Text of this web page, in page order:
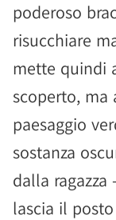
poderoso
risucchiare
mette quindi
scoperto, ma
paesaggio
sostanza
dalla
lascia il